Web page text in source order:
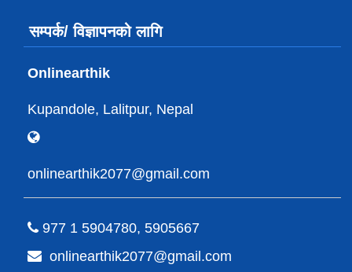
सम्पर्क/ विज्ञापनको लागि
Onlinearthik
Kupandole, Lalitpur, Nepal
onlinearthik2077@gmail.com
977 1 5904780, 5905667
onlinearthik2077@gmail.com